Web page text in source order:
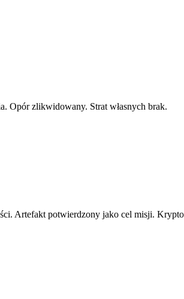
Opór zlikwidowany. Strat własnych brak.
Artefakt potwierdzony jako cel misji.